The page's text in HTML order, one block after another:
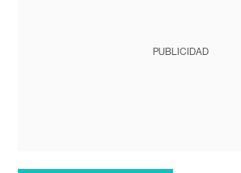
PUBLICIDAD